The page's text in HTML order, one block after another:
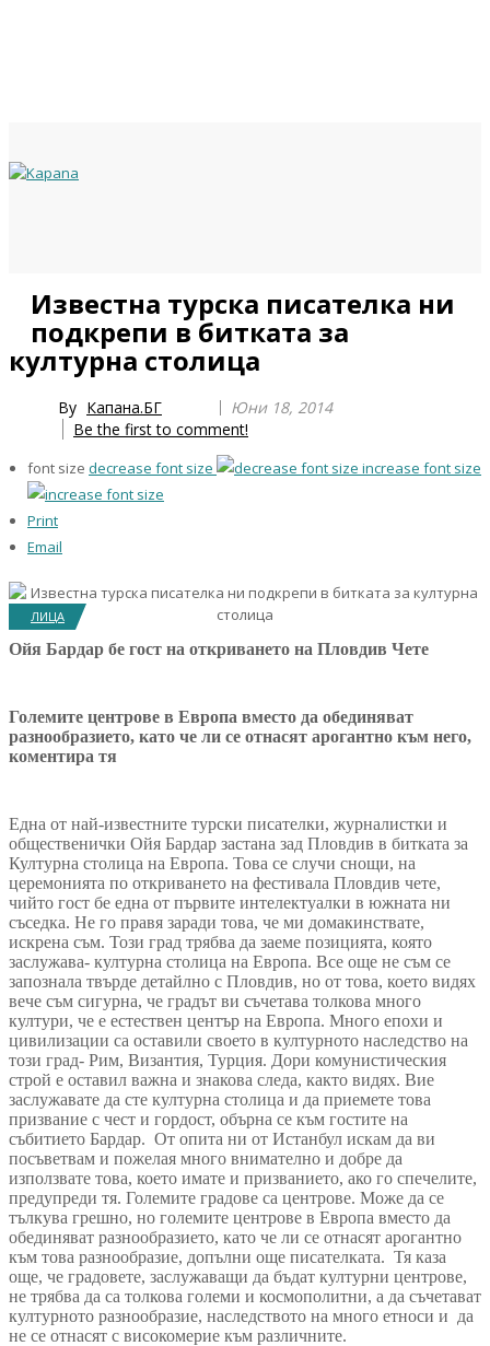
Известна турска писателка ни
подкрепи в битката за
културна столица
By Капана.БГ
Юни 18, 2014
Be the first to comment!
font size decrease font size increase font size
Print
Email
ЛИЦА
Ойя Бардар бе гост на откриването на Пловдив Чете
Големите центрове в Европа вместо да обединяват
разнообразието, като че ли се отнасят арогантно към него,
коментира тя
Една от най-известните турски писателки, журналистки и
общественички Ойя Бардар застана зад Пловдив в битката за
Културна столица на Европа. Това се случи снощи, на
церемонията по откриването на фестивала Пловдив чете,
чийто гост бе една от първите интелектуалки в южната ни
съседка. Не го правя заради това, че ми домакинствате,
искрена съм. Този град трябва да заеме позицията, която
заслужава- културна столица на Европа. Все още не съм се
запознала твърде детайлно с Пловдив, но от това, което видях
вече съм сигурна, че градът ви съчетава толкова много
култури, че е естествен център на Европа. Много епохи и
цивилизации са оставили своето в културното наследство на
този град- Рим, Византия, Турция. Дори комунистическия
строй е оставил важна и знакова следа, както видях. Вие
заслужавате да сте културна столица и да приемете това
призвание с чест и гордост, обърна се към гостите на
събитието Бардар. От опита ни от Истанбул искам да ви
посъветвам и пожелая много внимателно и добре да
използвате това, което имате и призванието, ако го спечелите,
предупреди тя. Големите градове са центрове. Може да се
тълкува грешно, но големите центрове в Европа вместо да
обединяват разнообразието, като че ли се отнасят арогантно
към това разнообразие, допълни още писателката. Тя каза
още, че градовете, заслужаващи да бъдат културни центрове,
не трябва да са толкова големи и космополитни, а да съчетават
културното разнообразие, наследството на много етноси и да
не се отнасят с високомерие към различните.
Year
Month
Year
Month